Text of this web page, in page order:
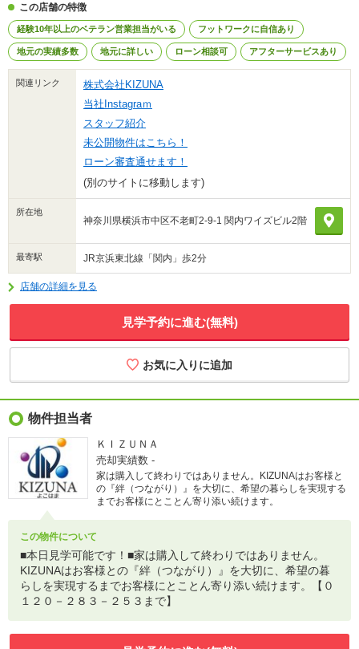
この店舗の特徴
経験10年以上のベテラン営業担当がいる フットワークに自信あり
地元の実績多数 地元に詳しい ローン相談可 アフターサービスあり
関連リンク
株式会社KIZUNA
当社Instagraｍ
スタッフ紹介
未公開物件はこちら！
ローン審査通せます！
(別のサイトに移動します)
所在地
神奈川県横浜市中区不老町2-9-1 関内ワイズビル2階
最寄駅 JR京浜東北線「関内」歩2分
店舗の詳細を見る
見学予約に進む(無料)
物件担当者
ＫＩＺＵＮＡ
売却実績数 -
家は購入して終わりではありません。KIZUNAはお客様と
の『絆（つながり）』を大切に、希望の暮らしを実現する
までお客様にとことん寄り添い続けます。
この物件について
■本日見学可能です！■家は購入して終わりではありません。
KIZUNAはお客様との『絆（つながり）』を大切に、希望の暮
らしを実現するまでお客様にとことん寄り添い続けます。【０
１２０－２８３－２５３まで】